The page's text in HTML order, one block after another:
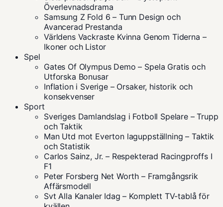
Överlevnadsdrama
Samsung Z Fold 6 – Tunn Design och
Avancerad Prestanda
Världens Vackraste Kvinna Genom Tiderna –
Ikoner och Listor
Spel
Gates Of Olympus Demo – Spela Gratis och
Utforska Bonusar
Inflation i Sverige – Orsaker, historik och
konsekvenser
Sport
Sveriges Damlandslag i Fotboll Spelare – Trupp
och Taktik
Man Utd mot Everton laguppställning – Taktik
och Statistik
Carlos Sainz, Jr. – Respekterad Racingproffs I
F1
Peter Forsberg Net Worth – Framgångsrik
Affärsmodell
Svt Alla Kanaler Idag – Komplett TV-tablå för